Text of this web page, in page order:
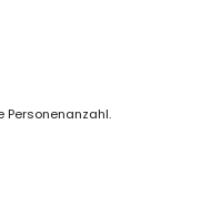
(San Bartolomé, Pueblo,
architektonisches
Ort (Pueblo de
von der Unterkunft)
von 10 Kilometern von
von 25 Kilometern von der
Personenanzahl.